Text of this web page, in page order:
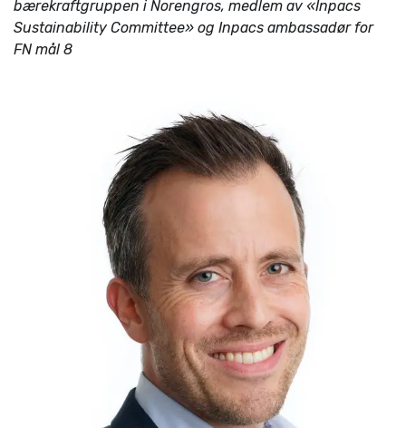
bærekraftgruppen i Norengros, medlem av «Inpacs
Sustainability Committee» og Inpacs ambassadør for
FN mål 8